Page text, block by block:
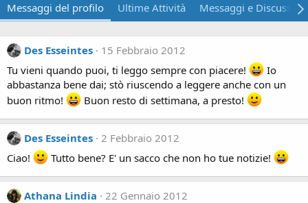
Messaggi del profilo Ultime Attività Messaggi e
Des Esseintes
15 Febbraio 2012
Tu vieni quando puoi, ti leggo sempre con piacere!
Io
abbastanza bene dai; stò riuscendo a leggere anche con un
buon ritmo!
Buon resto di settimana, a presto!
Des Esseintes 2 Febbraio 2012
Ciao!
Tutto bene? E' un sacco che non ho tue notizie!
Athana Lindia
22 Gennaio 2012